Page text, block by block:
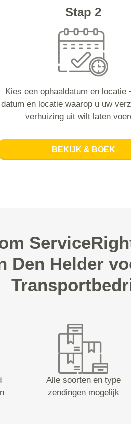
Stap 2
Kies een ophaaldatum en locatie
datum en locatie waarop u uw
verhuizing uit wilt laten
BEKIJK & BOEK
Den Helder
Alle soorten en type
zendingen mogelijk